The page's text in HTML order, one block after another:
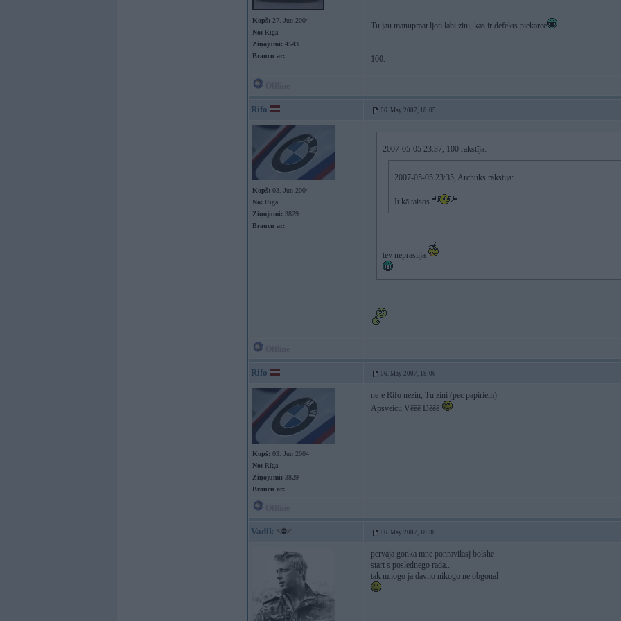
Kopš: 27. Jun 2004
No: Rīga
Ziņojumi: 4543
Braucu ar:
Tu jau manupraat ljoti labi zini, kas ir defekts piekaree
-----------------
100.
Rifo 06. May 2007, 18:05
Kopš: 03. Jun 2004
No: Rīga
Ziņojumi: 3829
Braucu ar:
2007-05-05 23:37, 100 rakstīja:
2007-05-05 23:35, Archuks rakstīja:
It kā taisos
tev neprasiija
Rifo 06. May 2007, 18:06
Kopš: 03. Jun 2004
No: Rīga
Ziņojumi: 3829
Braucu ar:
ne-e Rifo nezin, Tu zini (pec papiriem)
Apsveicu Vēēē Dēēē`
Vadik 06. May 2007, 18:38
pervaja gonka mne ponravilasj bolshe
start s poslednego rada...
tak mnogo ja davno nikogo ne obgonal